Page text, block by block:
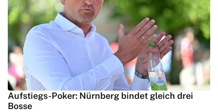
Aufstiegs-Poker: Nürnberg bindet gleich drei
Bosse